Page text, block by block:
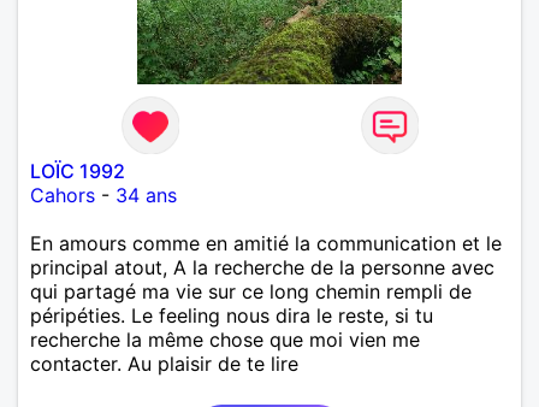
LOÏC 1992
Cahors - 34 ans
En amours comme en amitié la communication et le
principal atout, A la recherche de la personne avec
qui partagé ma vie sur ce long chemin rempli de
péripéties. Le feeling nous dira le reste, si tu
recherche la même chose que moi vien me
contacter. Au plaisir de te lire